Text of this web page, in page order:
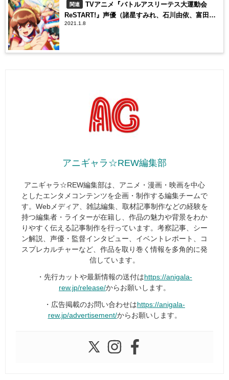
関連
TVアニメ『バトルアスリーテス大運動会
ReSTART!』声優（諸星すみれ、石川由依、富田美
憂）インタビューが到着！これからますます加速し
2021.1.8
アニギャラ☆REW編集部
アニギャラ☆REW編集部は、アニメ・漫画・映画を中心
としたエンタメコンテンツを企画・制作する編集チームで
す。Webメディア、雑誌編集、取材記事制作などの経験を
持つ編集者・ライターが在籍し、作品の魅力や背景をわか
りやすく伝える記事制作を行っています。考察記事、シー
ン解説、声優・監督インタビュー、イベントレポート、コ
スプレカルチャーなど、作品を取り巻く情報を多角的に発
信しています。
・先行カットや最新情報の送付はhttps://anigala-
rew.jp/release/からお願いします。
・広告掲載のお問い合わせはhttps://anigala-
rew.jp/advertisement/からお願いします。